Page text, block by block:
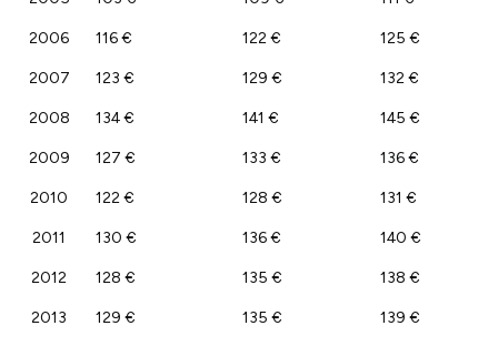
2006 116 € 122 € 125 €
2007 123 € 129 € 132 €
2008 134 € 141 € 145 €
2009 127 € 133 € 136 €
2010 122 € 128 € 131 €
2011 130 € 136 € 140 €
2012 128 € 135 € 138 €
2013 129 € 135 € 139 €